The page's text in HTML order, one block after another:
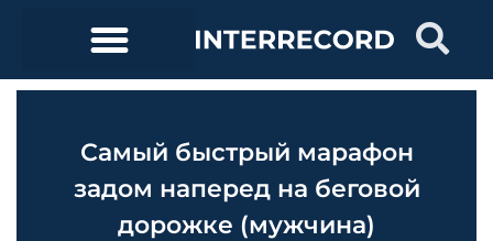
Самый быстрый марафон
задом наперед на беговой
дорожке (мужчина)